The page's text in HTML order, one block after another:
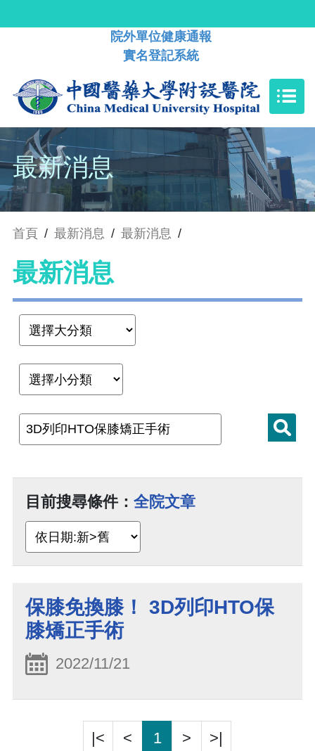
院外單位健康通報
實名登記系統
最新消息
首頁 / 最新消息 / 最新消息 /
最新消息
目前搜尋條件： 全院文章
保膝免換膝！ 3D列印HTO保
膝矯正手術
2022/11/21
|< < 1 > >|